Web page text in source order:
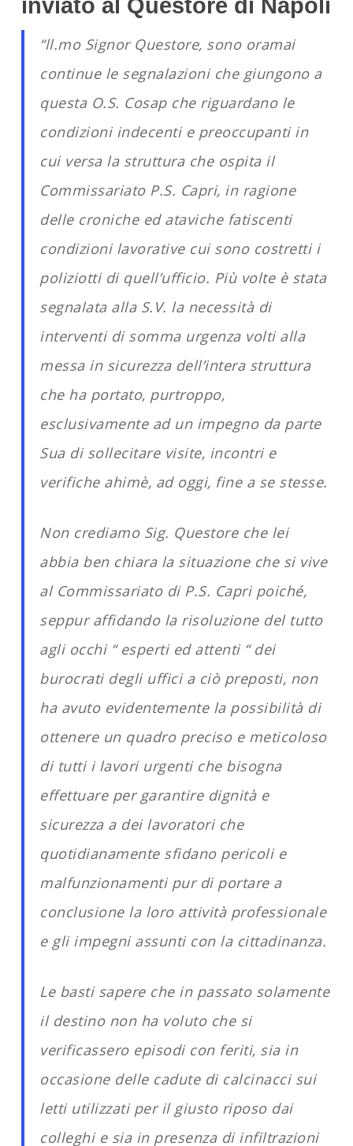
“ll.mo Signor Questore, sono oramai
continue le segnalazioni che giungono a
questa O.S. Cosap che riguardano le
condizioni indecenti e preoccupanti in
cui versa la struttura che ospita il
Commissariato P.S. Capri, in ragione
delle croniche ed ataviche fatiscenti
condizioni lavorative cui sono costretti i
poliziotti di quell’ufficio. Più volte è stata
segnalata alla S.V. la necessità di
interventi di somma urgenza volti alla
messa in sicurezza dell’intera struttura
che ha portato, purtroppo,
esclusivamente ad un impegno da parte
Sua di sollecitare visite, incontri e
verifiche ahimè, ad oggi, fine a se stesse.
Non crediamo Sig. Questore che lei
abbia ben chiara la situazione che si vive
al Commissariato di P.S. Capri poiché,
seppur affidando la risoluzione del tutto
agli occhi “ esperti ed attenti “ dei
burocrati degli uffici a ciò preposti, non
ha avuto evidentemente la possibilità di
ottenere un quadro preciso e meticoloso
di tutti i lavori urgenti che bisogna
effettuare per garantire dignità e
sicurezza a dei lavoratori che
quotidianamente sfidano pericoli e
malfunzionamenti pur di portare a
conclusione la loro attività professionale
e gli impegni assunti con la cittadinanza.
Le basti sapere che in passato solamente
il destino non ha voluto che si
verificassero episodi con feriti, sia in
occasione delle cadute di calcinacci sui
letti utilizzati per il giusto riposo dai
colleghi e sia in presenza di infiltrazioni